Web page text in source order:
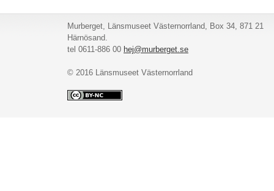
Murberget, Länsmuseet Västernorrland, Box 34, 871 21
Härnösand.
tel 0611-886 00 hej@murberget.se
© 2016 Länsmuseet Västernorrland